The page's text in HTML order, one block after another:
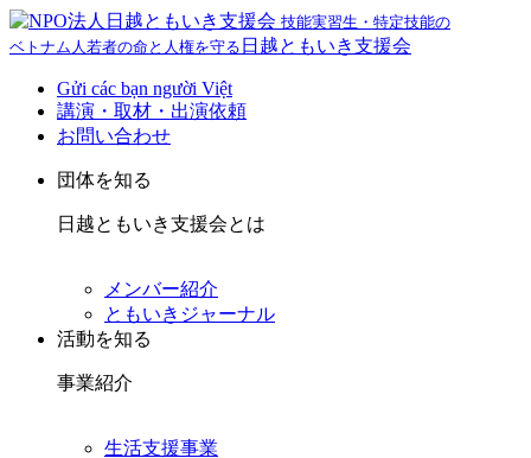
技能実習生・特定技能の
ベトナム人若者の命と人権を守る 日越ともいき支援会
Gửi các bạn người Việt
講演・取材・出演依頼
お問い合わせ
団体を知る
日越ともいき支援会とは
メンバー紹介
ともいきジャーナル
活動を知る
事業紹介
生活支援事業